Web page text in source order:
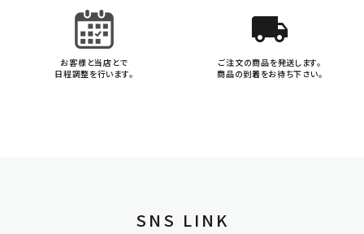
お客様と当店とで
日程調整を行います。
local_shipping
ご注文の商品を発送します。
商品の到着をお待ち下さい。
SNS LINK